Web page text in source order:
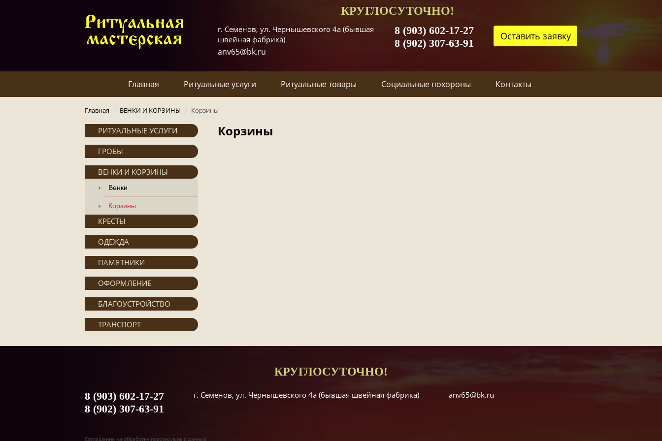
КРУГЛОСУТОЧНО!
г. Семенов, ул. Чернышевского 4а (бывшая
швейная фабрика)
anv65@bk.ru
Оставить заявку
8 (903) 602-17-27
8 (902) 307-63-91
Главная Ритуальные услуги Ритуальные товары Социальные похороны Контакты
Главная / ВЕНКИ И КОРЗИНЫ / Корзины
Корзины
РИТУАЛЬНЫЕ УСЛУГИ
ГРОБЫ
ВЕНКИ И КОРЗИНЫ
Венки
Корзины
КРЕСТЫ
ОДЕЖДА
ПАМЯТНИКИ
ОФОРМЛЕНИЕ
БЛАГОУСТРОЙСТВО
ТРАНСПОРТ
КРУГЛОСУТОЧНО!
8 (903) 602-17-27
8 (902) 307-63-91
г. Семенов, ул. Чернышевского 4а (бывшая швейная фабрика) anv65@bk.ru
Соглашение на обработку персональных данных